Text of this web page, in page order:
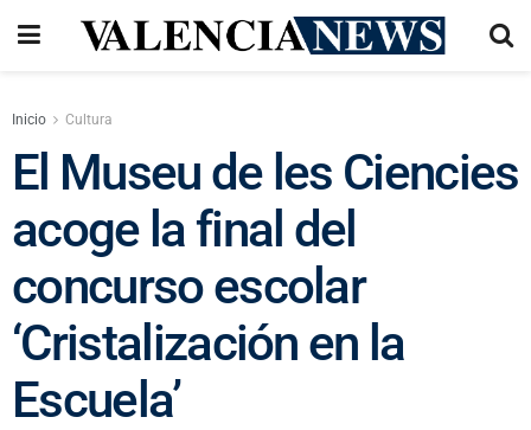
Inicio Cultura
El Museu de les Ciencies
acoge la final del
concurso escolar
‘Cristalización en la
Escuela’